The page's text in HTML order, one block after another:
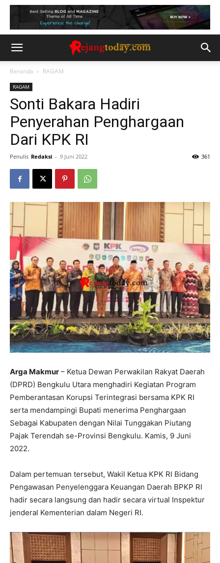
Beranda RAGAM
RAGAM
Sonti Bakara Hadiri
Penyerahan Penghargaan
Dari KPK RI
Penulis Redaksi - 9 Juni 2022 361
Arga Makmur – Ketua Dewan Perwakilan Rakyat Daerah
(DPRD) Bengkulu Utara menghadiri Kegiatan Program
Pemberantasan Korupsi Terintegrasi bersama KPK RI
serta mendampingi Bupati menerima Penghargaan
Sebagai Kabupaten dengan Nilai Tunggakan Piutang
Pajak Terendah se-Provinsi Bengkulu. Kamis, 9 Juni
2022.
Dalam pertemuan tersebut, Wakil Ketua KPK RI Bidang
Pengawasan Penyelenggara Keuangan Daerah BPKP RI
hadir secara langsung dan hadir secara virtual Inspektur
jenderal Kementerian dalam Negeri RI.